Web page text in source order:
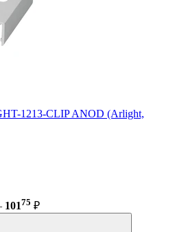
1213-CLIP ANOD (Arlight,
10175 ₽